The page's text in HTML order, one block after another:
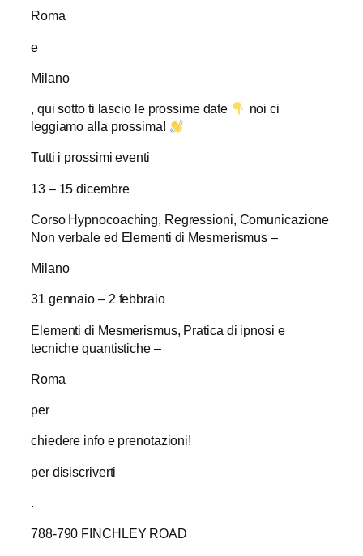
Roma
e
Milano
, qui sotto ti lascio le prossime date
noi ci
leggiamo alla prossima!
Tutti i prossimi eventi
13 – 15 dicembre
Corso Hypnocoaching, Regressioni, Comunicazione
Non verbale ed Elementi di Mesmerismus –
Milano
31 gennaio – 2 febbraio
Elementi di Mesmerismus, Pratica di ipnosi e
tecniche quantistiche –
Roma
per
chiedere info e prenotazioni!
per disiscriverti
.
788-790 FINCHLEY ROAD